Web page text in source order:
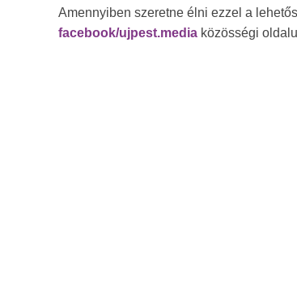
Amennyiben szeretne élni ezzel a
facebook/ujpest.media közösségi